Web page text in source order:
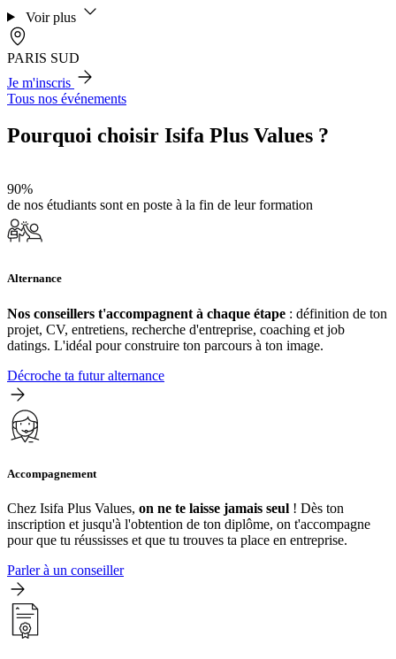
Voir plus
PARIS SUD
Je m'inscris
Tous nos événements
Pourquoi choisir Isifa Plus Values ?
90%
de nos étudiants sont en poste à la fin de leur formation
Alternance
Nos conseillers t'accompagnent à chaque étape : définition de ton
projet, CV, entretiens, recherche d'entreprise, coaching et job
datings. L'idéal pour construire ton parcours à ton image.
Décroche ta futur alternance
Accompagnement
Chez Isifa Plus Values, on ne te laisse jamais seul ! Dès ton
inscription et jusqu'à l'obtention de ton diplôme, on t'accompagne
pour que tu réussisses et que tu trouves ta place en entreprise.
Parler à un conseiller